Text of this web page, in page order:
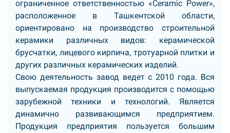
ограниченное ответственностью «Ceramic Power»,
расположенное в Ташкентской области,
ориентировано на производство строительной
керамики различных видов: керамической
брусчатки, лицевого кирпича, тротуарной плитки и
других различных керамических изделий.
Свою деятельность завод ведет с 2010 года. Вся
выпускаемая продукция производится с помощью
зарубежной техники и технологий. Является
динамично развивающимся предприятием.
Продукция предприятия пользуется большим